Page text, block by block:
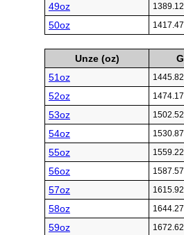
49oz
50oz
Unze (oz)
51oz
52oz
53oz
54oz
55oz
56oz
57oz
58oz
59oz